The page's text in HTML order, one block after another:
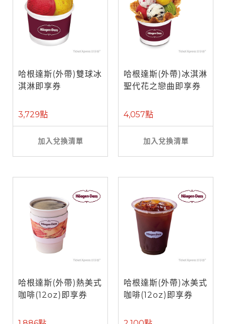
哈根達斯(外帶)雙球冰
淇淋即享券
3,729點
加入兌換清單
哈根達斯(外帶)冰淇淋
聖代花之戀曲即享券
4,057點
加入兌換清單
哈根達斯(外帶)熱美式
咖啡(12oz)即享券
哈根達斯(外帶)冰美式
咖啡(12oz)即享券